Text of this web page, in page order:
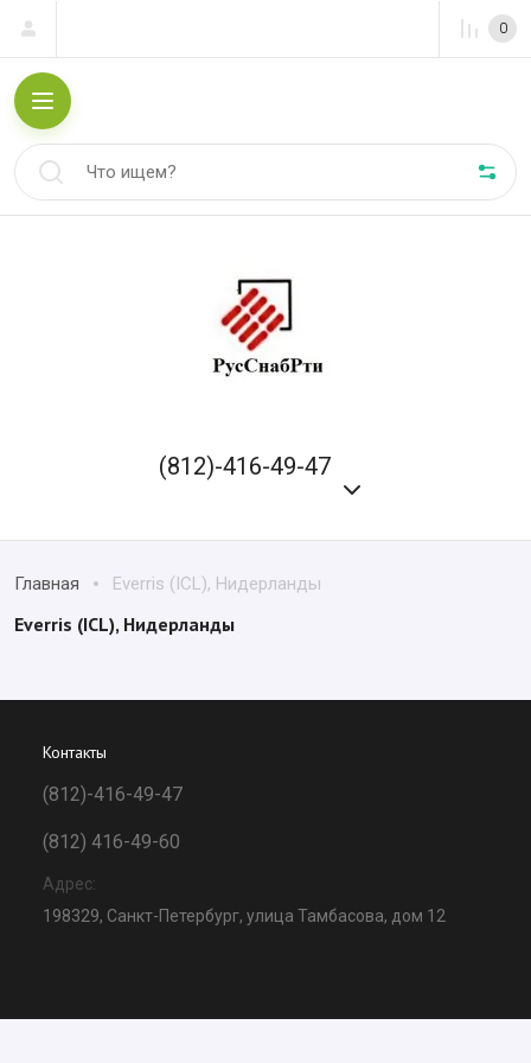
0
(812)-416-49-47
Главная Everris (ICL), Нидерланды
Everris (ICL), Нидерланды
Контакты
(812)-416-49-47
(812) 416-49-60
Адрес:
198329, Санкт-Петербург, улица Тамбасова, дом 12